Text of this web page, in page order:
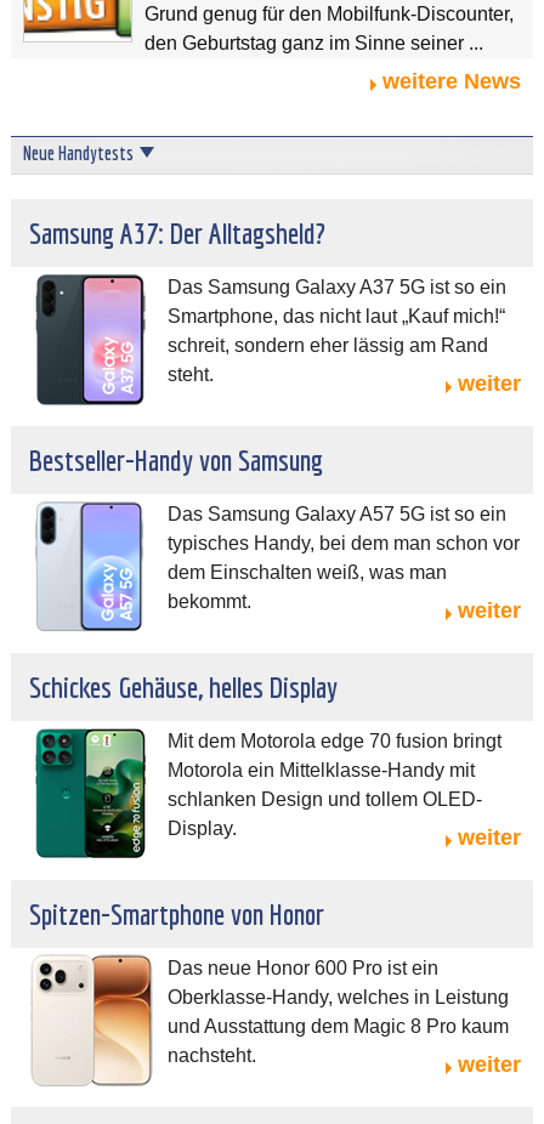
Grund genug für den Mobilfunk-Discounter,
den Geburtstag ganz im Sinne seiner ...
weitere News
Neue Handytests
Samsung A37: Der Alltagsheld?
Das Samsung Galaxy A37 5G ist so ein
Smartphone, das nicht laut „Kauf mich!“
schreit, sondern eher lässig am Rand
steht.
weiter
Bestseller-Handy von Samsung
Das Samsung Galaxy A57 5G ist so ein
typisches Handy, bei dem man schon vor
dem Einschalten weiß, was man
bekommt.
weiter
Schickes Gehäuse, helles Display
Mit dem Motorola edge 70 fusion bringt
Motorola ein Mittelklasse-Handy mit
schlanken Design und tollem OLED-
Display.
weiter
Spitzen-Smartphone von Honor
Das neue Honor 600 Pro ist ein
Oberklasse-Handy, welches in Leistung
und Ausstattung dem Magic 8 Pro kaum
nachsteht.
weiter